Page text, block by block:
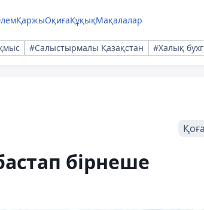
ҚаржыОқиғаҚұқықМақалалар
#Салыстырмалы Қазақстан #Халық
бірнеше